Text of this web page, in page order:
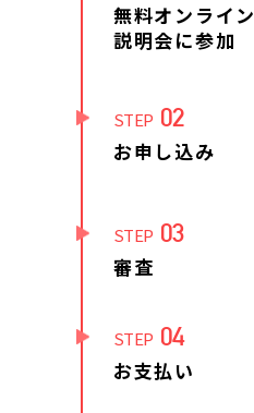
無料オンライン
説明会に参加
STEP 02
お申し込み
STEP 03
審査
STEP 04
お支払い